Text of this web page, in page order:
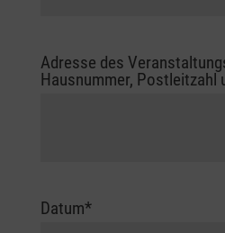
Adresse des
Hausnummer, Postleitzahl
Datum*